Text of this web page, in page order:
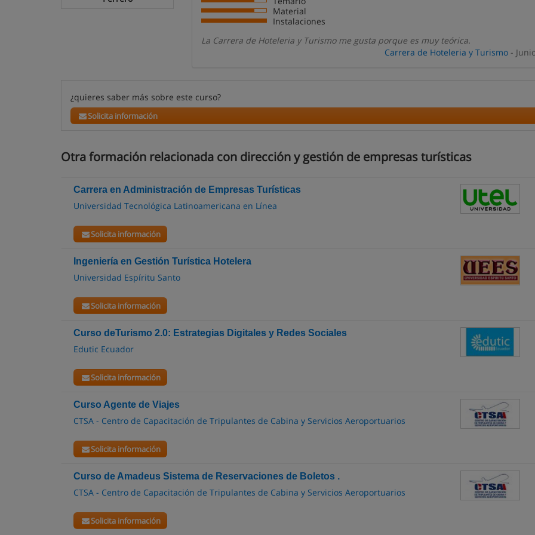
Material
Instalaciones
La Carrera de Hoteleria y Turismo me gusta porque es muy teórica.
Carrera de Hoteleria y Turismo-
¿quieres saber más sobre este curso?
Solicita información
Otra formación relacionada con dirección y gestión de empresas turísticas
Carrera en Administración de Empresas Turísticas
Universidad Tecnológica Latinoamericana en Línea
Solicita información
Ingeniería en Gestión Turística Hotelera
Universidad Espíritu Santo
Solicita información
Curso deTurismo 2.0: Estrategias Digitales y Redes Sociales
Edutic Ecuador
Solicita información
Curso Agente de Viajes
CTSA - Centro de Capacitación de Tripulantes de Cabina y Servicios Aeroportuarios
Solicita información
Curso de Amadeus Sistema de Reservaciones de Boletos .
CTSA - Centro de Capacitación de Tripulantes de Cabina y Servicios Aeroportuarios
Solicita información